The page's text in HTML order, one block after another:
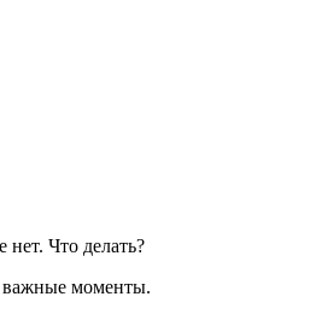
Что делать?
важные моменты.